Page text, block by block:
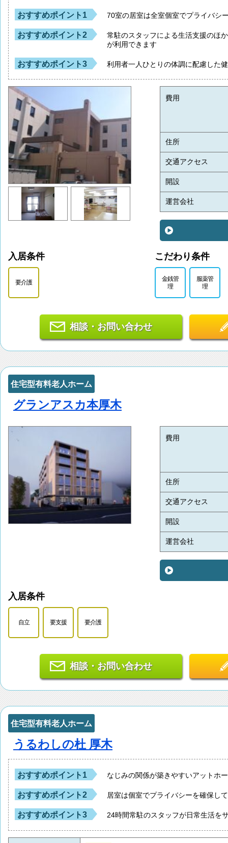
おすすめポイント1 70室の居室は全室個室でプライバシ
おすすめポイント2
常駐のスタッフによる生活支援のほ
が利用できます
おすすめポイント3 利用者一人ひとりの体調に配慮した
費用
住所
交通アクセス
開設
運営会社
入居条件
要介護
こだわり条件
金銭管
理
服薬管
理
相談・お問い合わせ
住宅型有料老人ホーム
グランアスカ本厚木
費用
住所
交通アクセス
開設
運営会社
入居条件
自立 要支援 要介護
相談・お問い合わせ
住宅型有料老人ホーム
うるわしの杜 厚木
おすすめポイント1 なじみの関係が築きやすいアットホ
おすすめポイント2 居室は個室でプライバシーを確保し
おすすめポイント3 24時間常駐のスタッフが日常生活を